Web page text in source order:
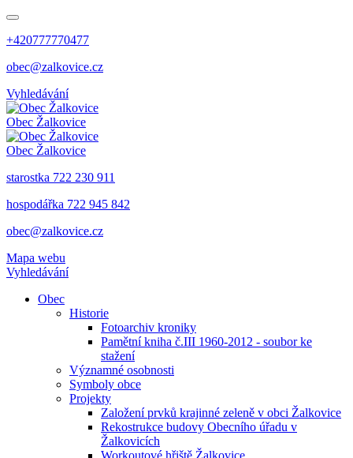
+420777770477
obec@zalkovice.cz
Vyhledávání
Obec Žalkovice
Obec Žalkovice
starostka 722 230 911
hospodářka 722 945 842
obec@zalkovice.cz
Mapa webu
Vyhledávání
Obec
Historie
Fotoarchiv kroniky
Pamětní kniha č.III 1960-2012 - soubor ke
stažení
Významné osobnosti
Symboly obce
Projekty
Založení prvků krajinné zeleně v obci Žalkovice
Rekostrukce budovy Obecního úřadu v
Žalkovicích
Workoutové hřiště Žalkovice